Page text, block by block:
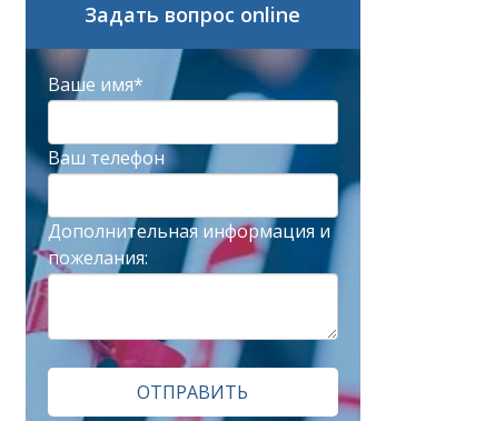
Задать вопрос online
Ваше имя*
Ваш телефон
Дополнительная информация и
пожелания:
ОТПРАВИТЬ